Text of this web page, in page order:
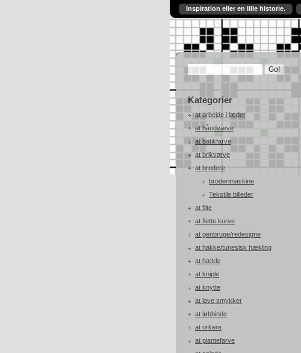
Inspiration eller en lille historie.
Kategorier
at arbejde i læder
at båndvæve
at batikfarve
at brikvæve
at brodere
broderimaskine
Tekstile billeder
at filte
at flette kurve
at genbruge/redesigne
at hakke/tunesisk hækling
at hækle
at kniple
at knytte
at lave smykker
at løbbinde
at orkere
at plantefarve